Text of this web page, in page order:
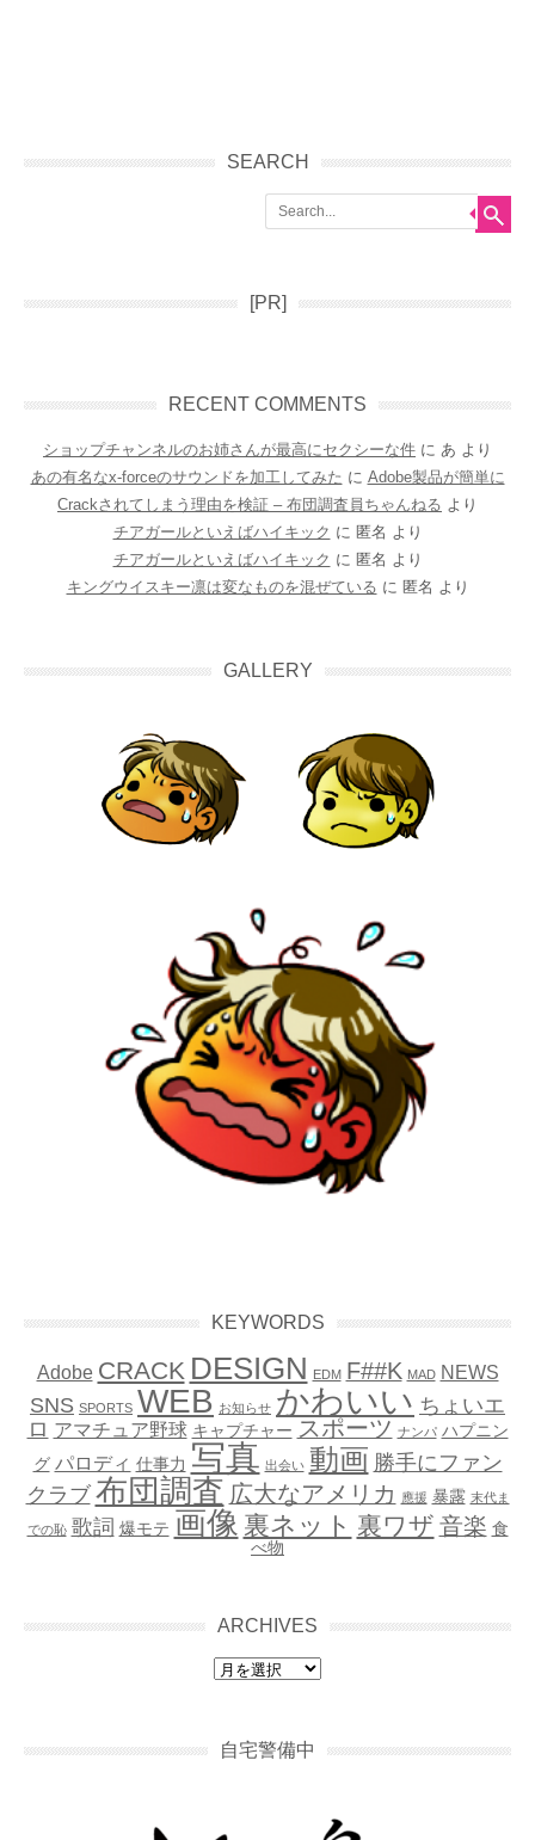
SEARCH
Search
[PR]
RECENT COMMENTS
ショップチャンネルのお姉さんが最高にセクシーな件 に あ より
あの有名なx-forceのサウンドを加工してみた に Adobe製品が簡単に
Crackされてしまう理由を検証 – 布団調査員ちゃんねる より
チアガールといえばハイキック に 匿名 より
チアガールといえばハイキック に 匿名 より
キングウイスキー凛は変なものを混ぜている に 匿名 より
GALLERY
KEYWORDS
Adobe CRACK DESIGN EDM F##K MAD NEWS
SNS SPORTS WEB お知らせ かわいい ちょいエ
ロ アマチュア野球 キャプチャー スポーツ ナンパ ハプニン
グ パロディ 仕事力 写真 出会い 動画 勝手にファン
クラブ 布団調査 広大なアメリカ 應援 暴露 末代ま
での恥 歌詞 爆モテ 画像 裏ネット 裏ワザ 音楽 食
べ物
ARCHIVES
archives
自宅警備中